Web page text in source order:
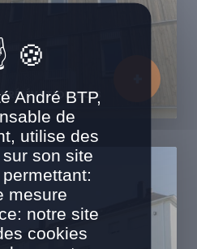
BOIS
André BTP,
de
utilise des
son site
mesure
notre site
cookies